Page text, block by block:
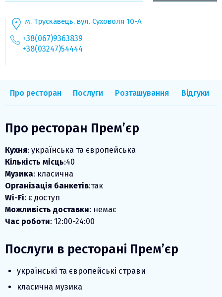
м. Трускавець, вул. Суховоля 10-А
+38(067)9363839
+38(03247)54444
Про ресторан Послуги Розташування Відгуки
Про ресторан Прем’єр
Кухня: українська та європейська
Кількість місць:40
Музика: класична
Організація банкетів:так
Wi-Fi: є доступ
Можливість доставки: немає
Час роботи: 12:00-24:00
Послуги в ресторані Прем’єр
українські та європейські страви
класична музика